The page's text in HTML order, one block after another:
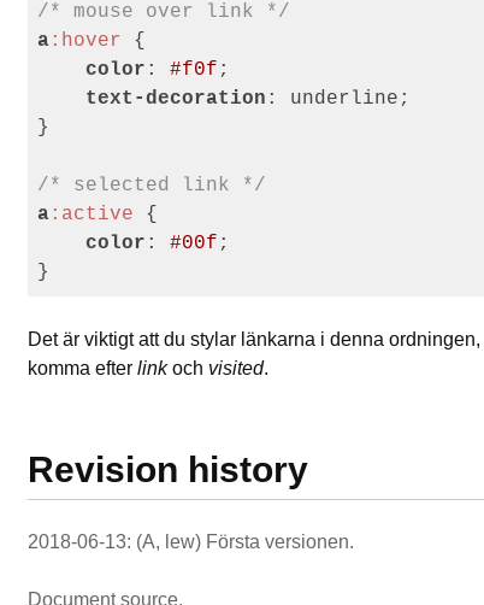
/* mouse over link */
a:hover {
color : #f0f ;
text-decoration : underline;
}
/* selected link */
a:active {
color : #00f ;
Det är viktigt att du stylar länkarna i denna ordningen,
komma efter linkoch visited.
Revision history
2018-06-13: (A, lew) Första versionen.
Document source.